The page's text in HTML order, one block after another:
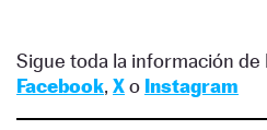
Sigue toda la información de
Facebook, Xo Instagram